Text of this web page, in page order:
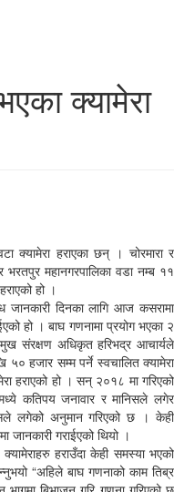
क्यामेरा
क्यामेरा हराएका छन् । चोरमारा र
भरतपुर महानगरपालिका वडा नम्ब ११
हो ।
जानकारी दिनका लागि आज कसरामा
हो । बाघ गणनामा प्रयोग भएका २
संरक्षण अधिकृत हरिभद्र आचार्यले
हजार सम्म पर्ने स्वचालित क्यामेरा
हराएको हो । सन् २०१८ मा गरिएको
कतिपय जनावार र मानिसले लगेर
लगेको अनुमान गरिएको छ । केही
जानकारी गराईएको थियो ।
हराउँदा केही समस्या भएको
“अहिले बाघ गणनाको काम तिब्र